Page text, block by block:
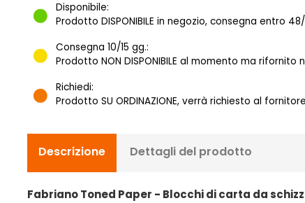
Disponibile:
Prodotto DISPONIBILE in negozio, consegna entro
Consegna 10/15 gg.:
Prodotto NON DISPONIBILE al momento ma
Richiedi:
Prodotto SU ORDINAZIONE, verrà richiesto al
Descrizione Dettagli del prodotto
Fabriano Toned Paper - Blocchi di carta da